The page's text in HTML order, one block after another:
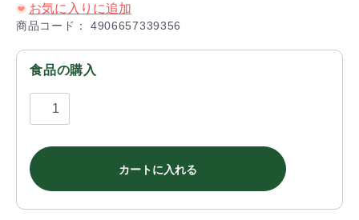
お気に入りに追加
商品コード： 4906657339356
食品の購入
カートに入れる